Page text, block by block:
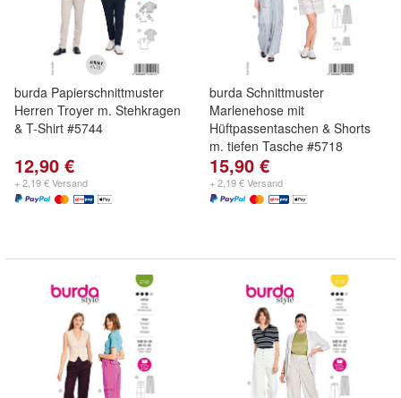
burda Papierschnittmuster
Herren Troyer m. Stehkragen
& T-Shirt #5744
12,90 €
+ 2,19 € Versand
burda Schnittmuster
Marlenehose mit
Hüftpassentaschen & Shorts
m. tiefen Tasche #5718
15,90 €
+ 2,19 € Versand